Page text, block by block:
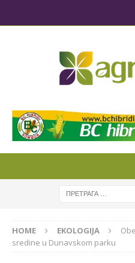
HOME EKOLOGIJA
sredine u Dunavskom parku